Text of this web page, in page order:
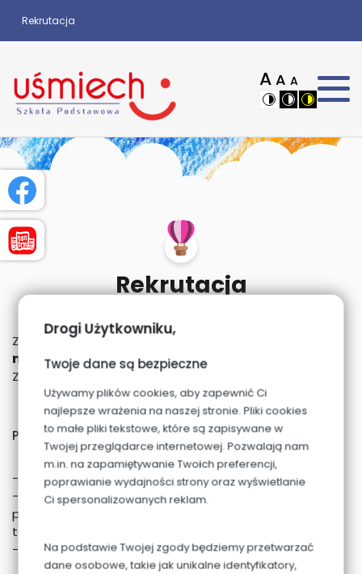
Drogi Użytkowniku,
Twoje dane są bezpieczne
Używamy plików cookies, aby zapewnić Ci
najlepsze wrażenia na naszej stronie. Pliki cookies
to małe pliki tekstowe, które są zapisywane w
Twojej przeglądarce internetowej. Pozwalają nam
m.in. na zapamiętywanie Twoich preferencji,
poprawianie wydajności strony oraz wyświetlanie
Ci spersonalizowanych reklam.
Na podstawie Twojej zgody będziemy przetwarzać
dane osobowe, takie jak unikalne identyfikatory,
Rekrutacja
A A A
Rekrutacja
Zapisy do klas trwają do
wyczerpania wolnych
miejsc.
Zespoły klasowe liczą 4 dzieci.
Proces rekrutacji do Szkoły obejmuje:
- spotkanie rodziców z dyrektorem,
- zajęcia indywidualne dziecka z psychologiem lub
pedagogiem oraz zajęcia adaptacyjne dziecka na
terenie klasy,
- decyzję o przyjęciu dziecka do szkoły.